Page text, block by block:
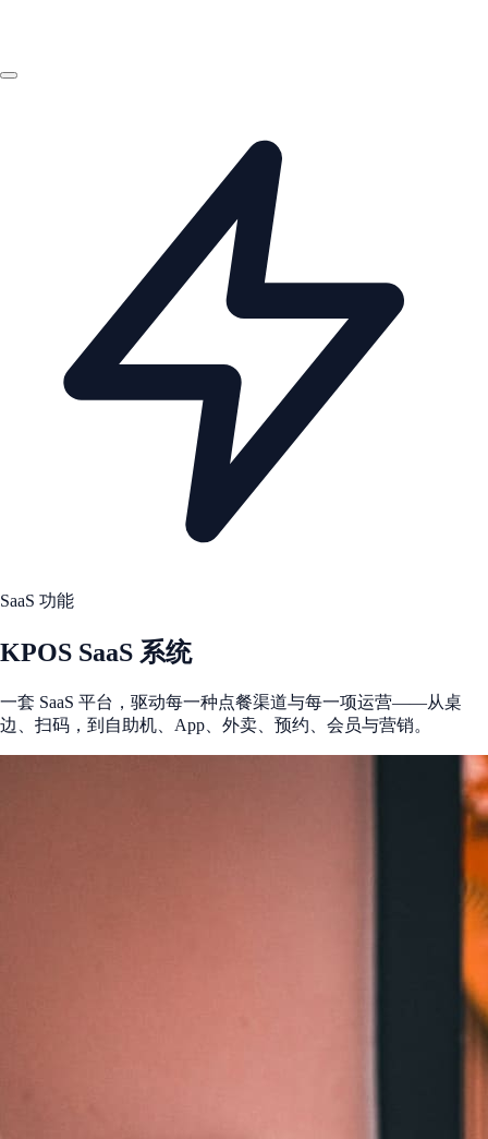
SaaS 功能
KPOS SaaS 系统
一套 SaaS 平台，驱动每一种点餐渠道与每一项运营——从桌
边、扫码，到自助机、App、外卖、预约、会员与营销。